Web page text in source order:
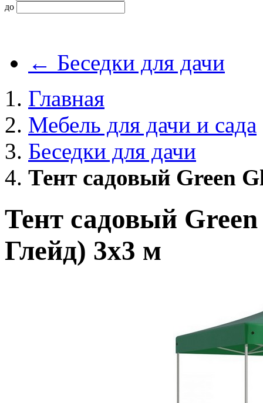
до
← Беседки для дачи
Главная
Мебель для дачи и сада
Беседки для дачи
Тент садовый Green
Тент садовый
Глейд) 3х3 м